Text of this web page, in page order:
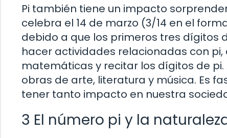
Pi también tiene un impacto
celebra el 14 de marzo (3/14 en el
debido a que los primeros tres dígitos
hacer actividades relacionadas con
matemáticas y recitar los dígitos de
obras de arte, literatura y música. Es
tener tanto impacto en nuestra
3 El número pi y la